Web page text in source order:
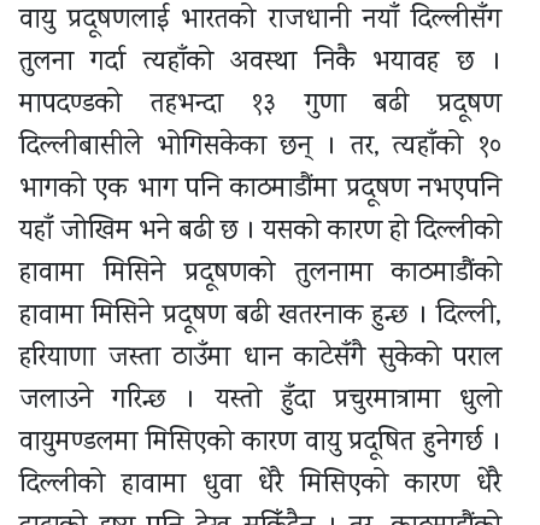
वायु प्रदूषणलाई भारतको राजधानी नयाँ दिल्लीसँग
तुलना गर्दा त्यहाँको अवस्था निकै भयावह छ ।
मापदण्डको तहभन्दा १३ गुणा बढी प्रदूषण
दिल्लीबासीले भोगिसकेका छन् । तर, त्यहाँको १०
भागको एक भाग पनि काठमाडौंमा प्रदूषण नभएपनि
यहाँ जोखिम भने बढी छ । यसको कारण हो दिल्लीको
हावामा मिसिने प्रदूषणको तुलनामा काठमाडौंको
हावामा मिसिने प्रदूषण बढी खतरनाक हुन्छ । दिल्ली,
हरियाणा जस्ता ठाउँमा धान काटेसँगै सुकेको पराल
जलाउने गरिन्छ । यस्तो हुँदा प्रचुरमात्रामा धुलो
वायुमण्डलमा मिसिएको कारण वायु प्रदूषित हुनेगर्छ ।
दिल्लीको हावामा धुवा धेरै मिसिएको कारण धेरै